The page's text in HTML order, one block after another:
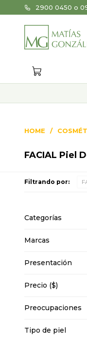
2900 0450 o
HOME
FACIAL Piel
Filtrando por:
Categorías
Marcas
Presentación
Precio ($)
Preocupaciones
Tipo de piel